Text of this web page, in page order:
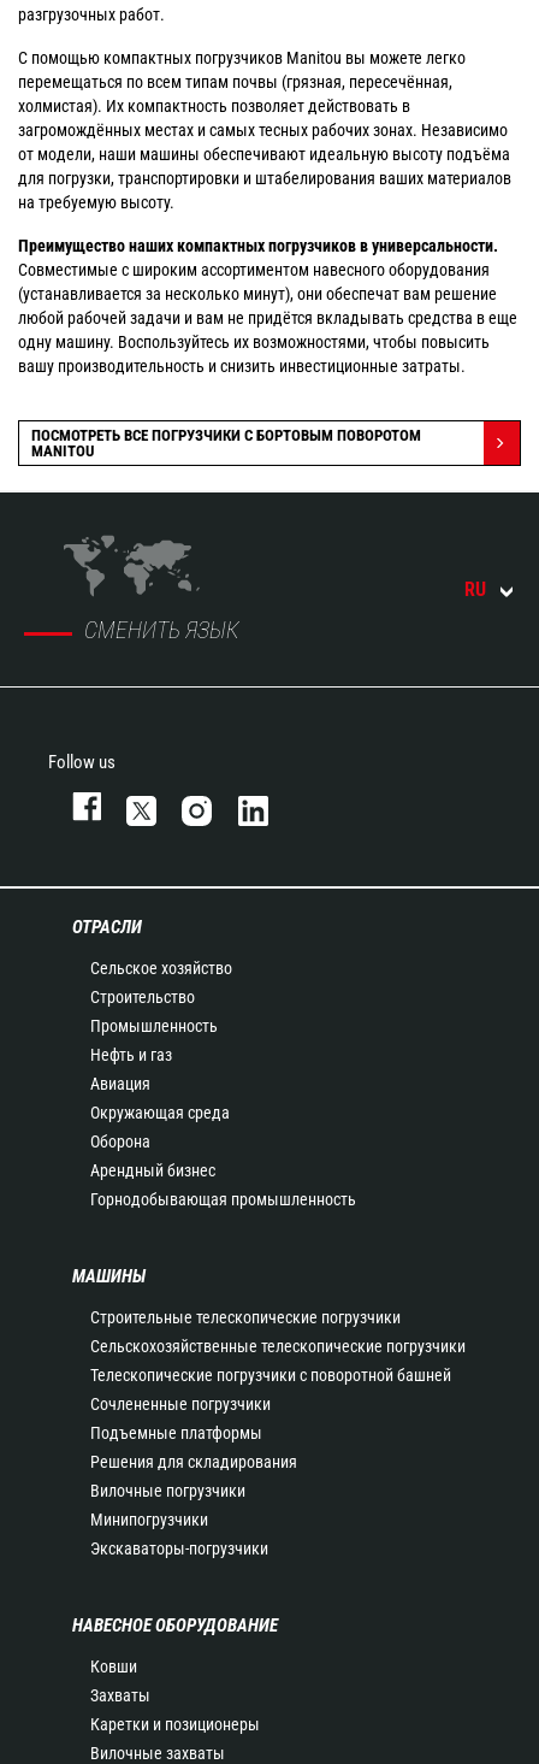
разгрузочных работ.
С помощью компактных погрузчиков Manitou вы можете легко
перемещаться по всем типам почвы (грязная, пересечённая,
холмистая). Их компактность позволяет действовать в
загромождённых местах и самых тесных рабочих зонах. Независимо
от модели, наши машины обеспечивают идеальную высоту подъёма
для погрузки, транспортировки и штабелирования ваших материалов
на требуемую высоту.
Преимущество наших компактных погрузчиков в универсальности.
Совместимые с широким ассортиментом навесного оборудования
(устанавливается за несколько минут), они обеспечат вам решение
любой рабочей задачи и вам не придётся вкладывать средства в еще
одну машину. Воспользуйтесь их возможностями, чтобы повысить
вашу производительность и снизить инвестиционные затраты.
ПОСМОТРЕТЬ ВСЕ ПОГРУЗЧИКИ С БОРТОВЫМ ПОВОРОТОМ
MANITOU
СМЕНИТЬ ЯЗЫК
RU
Follow us
ОТРАСЛИ
Сельское хозяйство
Строительство
Промышленность
Нефть и газ
Авиация
Окружающая среда
Оборона
Арендный бизнес
Горнодобывающая промышленность
МАШИНЫ
Строительные телескопические погрузчики
Сельскохозяйственные телескопические погрузчики
Телескопические погрузчики с поворотной башней
Сочлененные погрузчики
Подъемные платформы
Решения для складирования
Вилочные погрузчики
Минипогрузчики
Экскаваторы-погрузчики
НАВЕСНОЕ ОБОРУДОВАНИЕ
Ковши
Захваты
Каретки и позиционеры
Вилочные захваты